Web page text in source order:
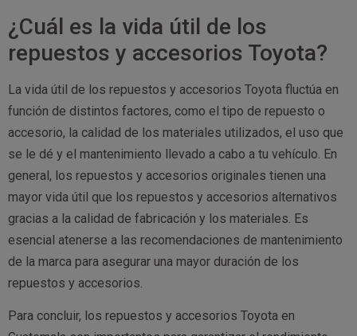
¿Cuál es la vida útil de los
repuestos y accesorios Toyota?
La vida útil de los repuestos y accesorios Toyota fluctúa en
función de distintos factores, como el tipo de repuesto o
accesorio, la calidad de los materiales utilizados, el uso que
se le dé y el mantenimiento llevado a cabo a tu vehículo. En
general, los repuestos y accesorios originales tienen una
mayor vida útil que los repuestos y accesorios alternativos
gracias a la calidad de fabricación y los materiales. Es
esencial atenerse a las recomendaciones de mantenimiento
de la marca para asegurar una mayor duración de los
repuestos y accesorios.
Para concluir, los repuestos y accesorios Toyota en